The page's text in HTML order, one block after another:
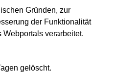
Gründen, zur
der Funktionalität
verarbeitet.
gelöscht.